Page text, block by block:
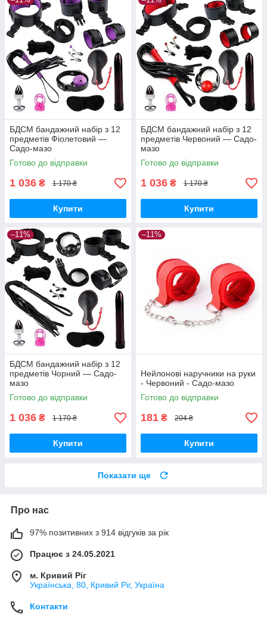
БДСМ бандажний набір з 12
предметів Фіолетовий —
Садо-мазо
Готово до відправки
1 036 ₴ 1 170 ₴
Купити
БДСМ бандажний набір з 12
предметів Червоний — Садо-
мазо
Готово до відправки
1 036 ₴ 1 170 ₴
Купити
–11%
БДСМ бандажний набір з 12
предметів Чорний — Садо-
мазо
Готово до відправки
1 036 ₴ 1 170 ₴
Купити
–11%
Нейлонові наручники на руки
- Червоний - Садо-мазо
Готово до відправки
181 ₴ 204 ₴
Купити
Показати ще
Про нас
97% позитивних з 914 відгуків за рік
Працює з 24.05.2021
м. Кривий Ріг
Українська, 80, Кривий Ріг, Україна
Контакти